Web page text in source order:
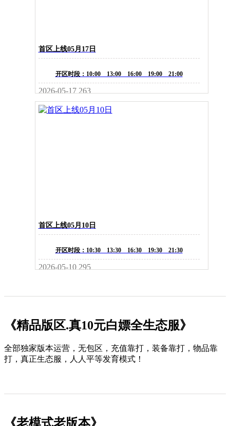
首区上线05月17日
开区时段：10:00 13:00 16:00 19:00 21:00
2026-05-17 263
首区上线05月10日
开区时段：10:30 13:30 16:30 19:30 21:30
2026-05-10 295
《精品版区.真10元白嫖全生态服》
全部独家版本运营，无包区，充值靠打，装备靠打，物品靠
打，真正生态服，人人平等发育模式！
《老模式老版本》